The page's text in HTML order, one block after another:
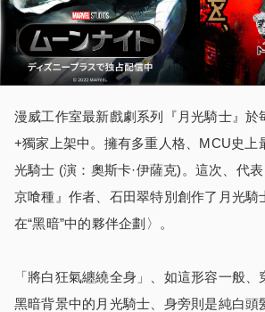
漫威工作室最新戲劇系列『月光騎士』於
+獨家上架中。擁有多重人格、MCU史上
光騎士 (演：奧斯卡·伊薩克)。這次、代
京喰種』作者、石田翠特別創作了月光騎
在“黑暗”中的夥伴企劃〉。
「將白狂氣纏繞全身」、如這形容一般
黑暗背景中的月光騎士、身旁則是純白頭